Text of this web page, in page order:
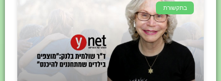
בתקשורת